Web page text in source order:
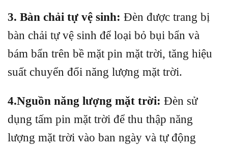
3. Bàn chải tự vệ sinh: Đèn được trang bị
bàn chải tự vệ sinh để loại bỏ bụi bẩn và
bám bẩn trên bề mặt pin mặt trời, tăng hiệu
suất chuyển đổi năng lượng mặt trời.
4.Nguồn năng lượng mặt trời: Đèn sử
dụng tấm pin mặt trời để thu thập năng
lượng mặt trời vào ban ngày và tự động